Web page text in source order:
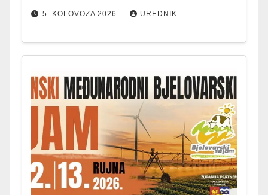
5. KOLOVOZA 2026. UREDNIK